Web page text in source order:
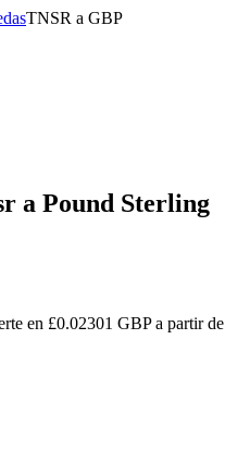
TNSR a GBP
a Pound Sterling
en £0.02301 GBP a partir de